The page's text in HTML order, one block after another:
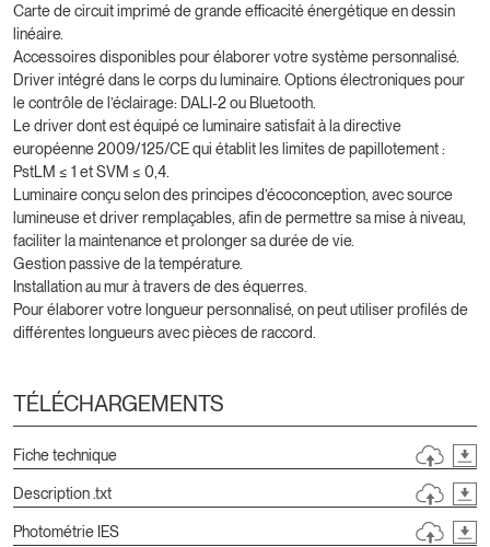
Carte de circuit imprimé de grande efficacité énergétique en dessin
linéaire.
Accessoires disponibles pour élaborer votre système personnalisé.
Driver intégré dans le corps du luminaire. Options électroniques pour
le contrôle de l’éclairage: DALI-2 ou Bluetooth.
Le driver dont est équipé ce luminaire satisfait à la directive
européenne 2009/125/CE qui établit les limites de papillotement :
PstLM ≤ 1 et SVM ≤ 0,4.
Luminaire conçu selon des principes d’écoconception, avec source
lumineuse et driver remplaçables, afin de permettre sa mise à niveau,
faciliter la maintenance et prolonger sa durée de vie.
Gestion passive de la température.
Installation au mur à travers de des équerres.
Pour élaborer votre longueur personnalisé, on peut utiliser profilés de
différentes longueurs avec pièces de raccord.
TÉLÉCHARGEMENTS
Fiche technique
Description .txt
Photométrie IES